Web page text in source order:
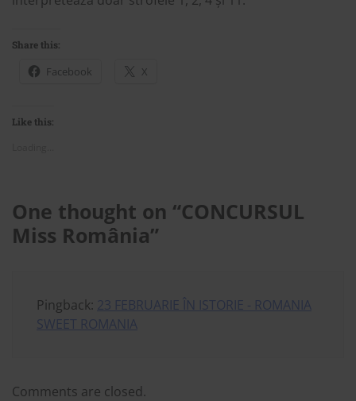
Share this:
Facebook X
Like this:
One thought on “CONCURSUL
Miss România”
Pingback: 23 FEBRUARIE ÎN ISTORIE - ROMANIA
SWEET ROMANIA
Comments are closed.